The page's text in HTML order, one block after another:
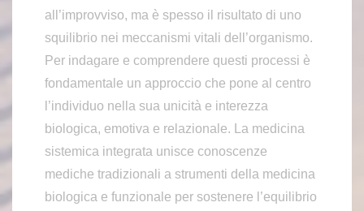
all’improvviso, ma è spesso il risultato di uno
squilibrio nei meccanismi vitali dell’organismo.
Per indagare e comprendere questi processi è
fondamentale un approccio che pone al centro
l’individuo nella sua unicità e interezza
biologica, emotiva e relazionale. La medicina
sistemica integrata unisce conoscenze
mediche tradizionali a strumenti della medicina
biologica e funzionale per sostenere l’equilibrio